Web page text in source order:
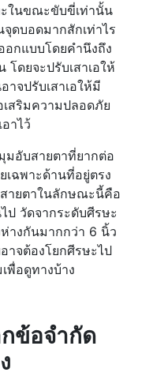
ะในขณะขับขี่เท่านั้น
ดบอดมากสักเท่าไร
อกแบบโดยคำนึงถึง
ดยจะปรับเสาเอให้
จปรับเสาเอให้มี
สริมความปลอดภัย
าไว้
มอับสายตาที่ยากต่อ
เฉพาะด้านที่อยู่ตรง
ายตาในลักษณะนี้คือ
ป วัดจากระดับศีรษะ
างกันมากกว่า 6 นิ้ว
าจต้องโยกศีรษะไป
พื่อดูทางบ้าง
ข้อจำกัด